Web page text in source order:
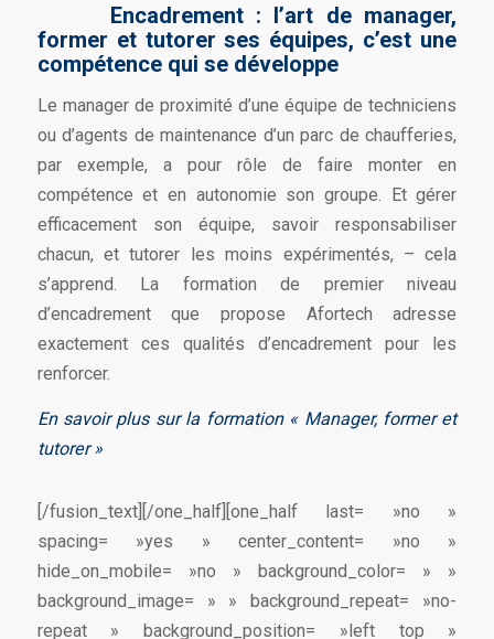
Encadrement : l’art de manager,
former et tutorer ses équipes, c’est une
compétence qui se développe
Le manager de proximité d’une équipe de techniciens
ou d’agents de maintenance d’un parc de chaufferies,
par exemple, a pour rôle de faire monter en
compétence et en autonomie son groupe. Et gérer
efficacement son équipe, savoir responsabiliser
chacun, et tutorer les moins expérimentés, – cela
s’apprend. La formation de premier niveau
d’encadrement que propose Afortech adresse
exactement ces qualités d’encadrement pour les
renforcer.
En savoir plus sur la formation « Manager, former et
tutorer »
[/fusion_text][/one_half][one_half last= »no »
spacing= »yes » center_content= »no »
hide_on_mobile= »no » background_color= » »
background_image= » » background_repeat= »no-
repeat » background_position= »left top »